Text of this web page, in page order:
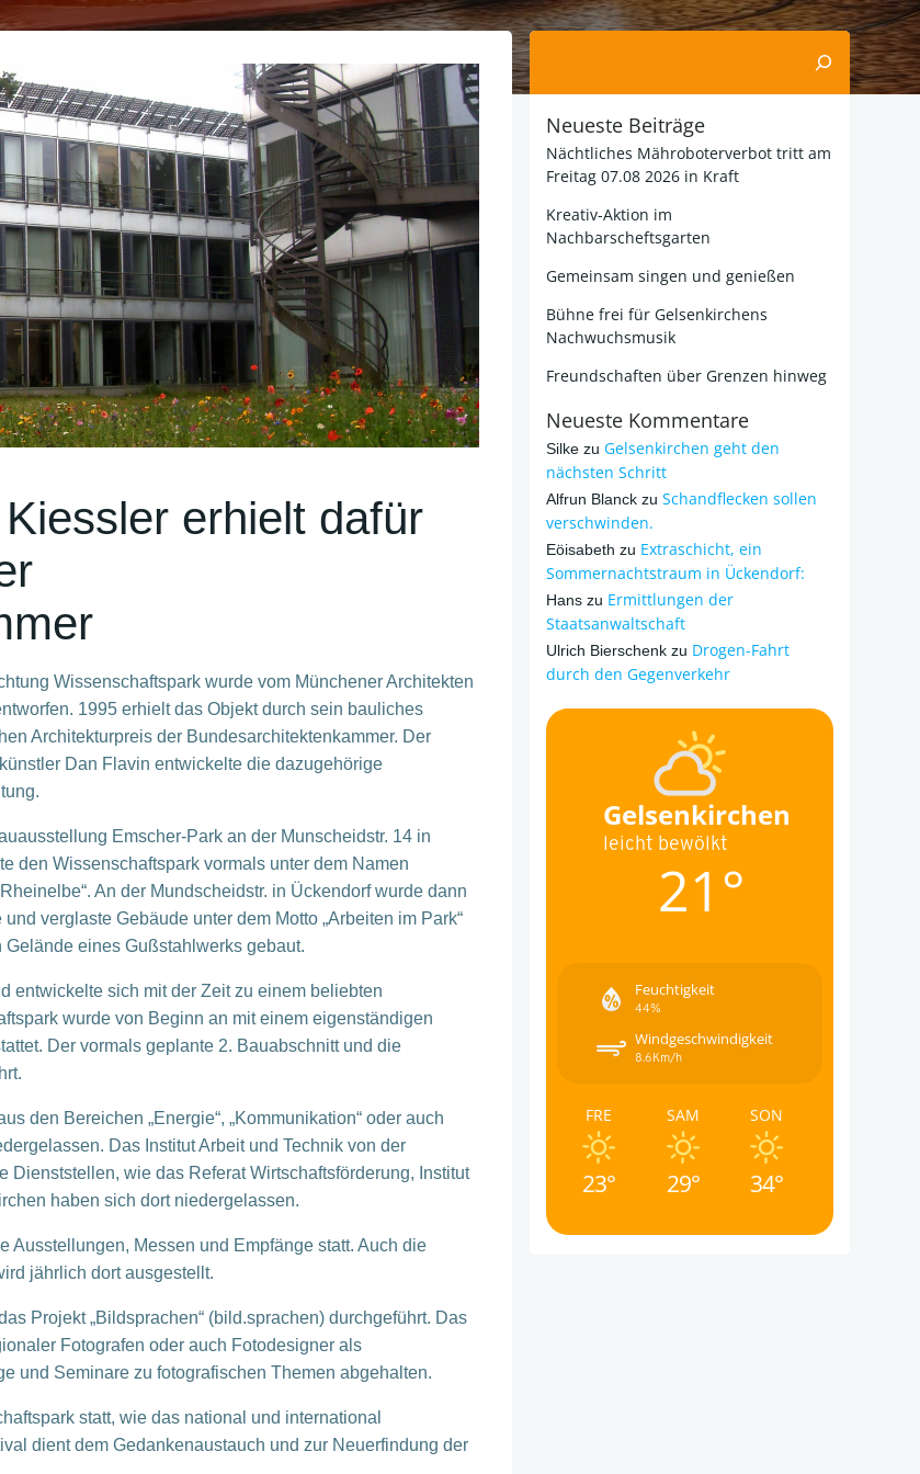
erhielt dafür
Wissenschaftspark wurde vom Münchener Architekten
1995 erhielt das Objekt durch sein bauliches
Architekturpreis der Bundesarchitektenkammer. Der
Dan Flavin entwickelte die dazugehörige
Emscher-Park an der Munscheidstr. 14 in
den Wissenschaftspark vormals unter dem Namen
An der Mundscheidstr. in Ückendorf wurde dann
verglaste Gebäude unter dem Motto „Arbeiten im Park“
Gelände eines Gußstahlwerks gebaut.
entwickelte sich mit der Zeit zu einem beliebten
wurde von Beginn an mit einem eigenständigen
Der vormals geplante 2. Bauabschnitt und die
den Bereichen „Energie“, „Kommunikation“ oder auch
Das Institut Arbeit und Technik von der
wie das Referat Wirtschaftsförderung, Institut
haben sich dort niedergelassen.
Messen und Empfänge statt. Auch die
jährlich dort ausgestellt.
Projekt „Bildsprachen“ (bild.sprachen) durchgeführt. Das
Fotografen oder auch Fotodesigner als
und Seminare zu fotografischen Themen abgehalten.
statt, wie das national und international
dient dem Gedankenaustauch und zur Neuerfindung der
Suchen
Neueste Beiträge
Nächtliches Mähroboterverbot tritt am
Freitag 07.08 2026 in Kraft
Kreativ-Aktion im
Nachbarscheftsgarten
Gemeinsam singen und genießen
Bühne frei für Gelsenkirchens
Nachwuchsmusik
Freundschaften über Grenzen hinweg
Neueste Kommentare
Silke zu Gelsenkirchen geht den
nächsten Schritt
Alfrun Blanck zu Schandflecken sollen
verschwinden.
Eöisabeth zu Extraschicht, ein
Sommernachtstraum in Ückendorf:
Hans zu Ermittlungen der
Staatsanwaltschaft
Ulrich Bierschenk zu Drogen-Fahrt
durch den Gegenverkehr
Gelsenkirchen
leicht bewölkt
21°
Feuchtigkeit
44%
Windgeschwindigkeit
8.6Km/h
FRE
23°
SAM
29°
SON
34°